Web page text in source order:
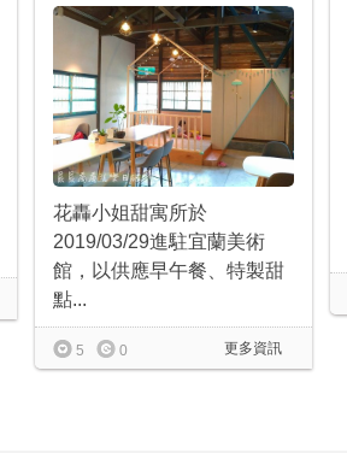
花轟小姐甜寓所於
2019/03/29進駐宜蘭美術
館，以供應早午餐、特製甜
點...
更多資訊
5 0